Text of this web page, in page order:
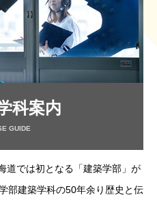
科案内
GUIDE
道では初となる「建築学部」が
部建築学科の50年余り歴史と伝